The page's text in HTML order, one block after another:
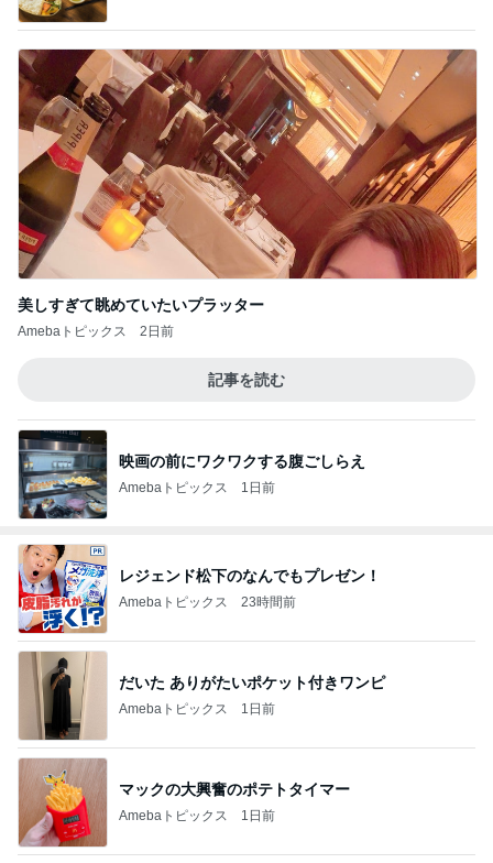
美しすぎて眺めていたいプラッター
Amebaトピックス 2日前
記事を読む
映画の前にワクワクする腹ごしらえ
Amebaトピックス 1日前
レジェンド松下のなんでもプレゼン！
Amebaトピックス 23時間前
だいた ありがたいポケット付きワンピ
Amebaトピックス 1日前
マックの大興奮のポテトタイマー
Amebaトピックス 1日前